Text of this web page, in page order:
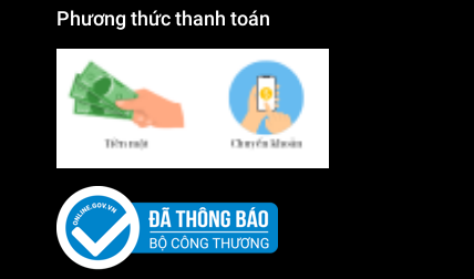
Phương thức thanh toán